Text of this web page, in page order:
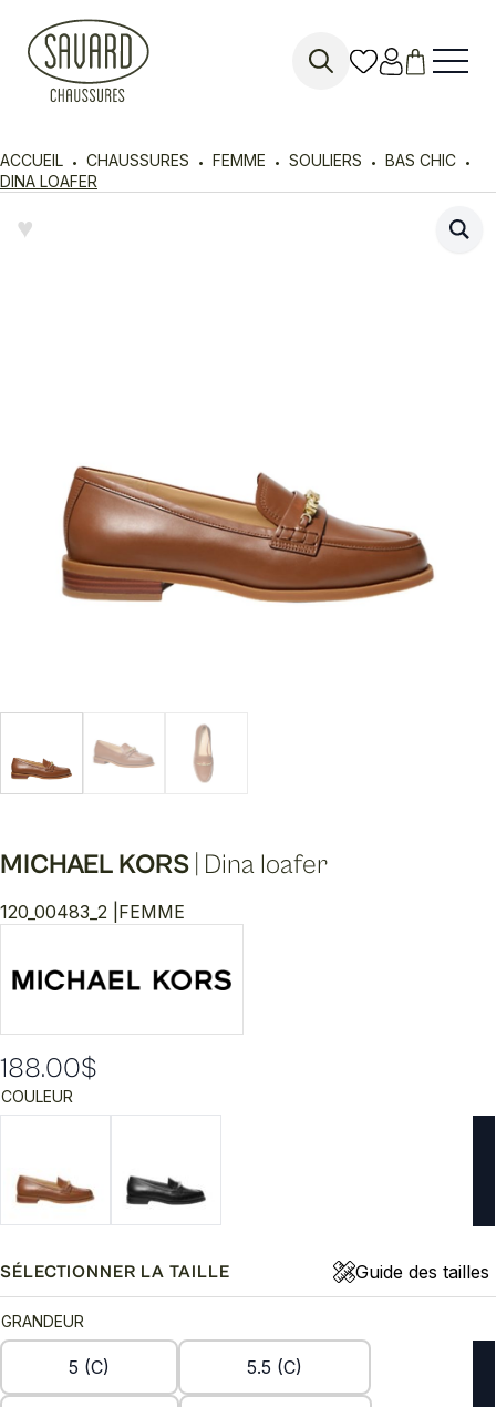
ACCUEIL CHAUSSURES FEMME SOULIERS
BAS CHIC
DINA LOAFER
♥︎
MICHAEL KORS Dina loafer
120_00483_2 | FEMME
188.00$
COULEUR
SÉLECTIONNER LA TAILLE Guide des tailles
GRANDEUR
5 (C) 5.5 (C)